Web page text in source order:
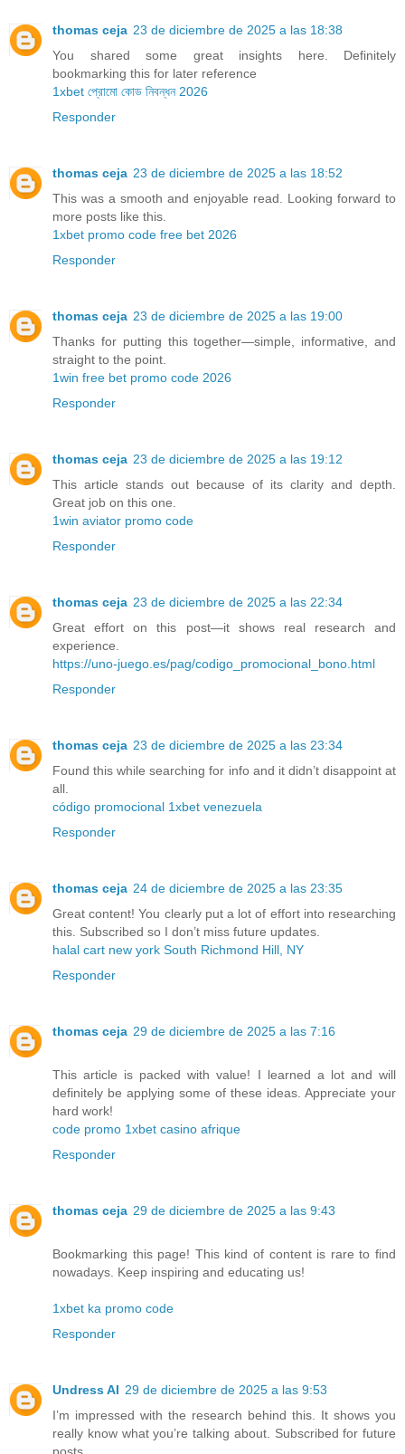
thomas ceja 23 de diciembre de 2025 a las 18:38
You shared some great insights here. Definitely
bookmarking this for later reference
1xbet প্রোমো কোড নিবন্ধন 2026
Responder
thomas ceja 23 de diciembre de 2025 a las 18:52
This was a smooth and enjoyable read. Looking forward to
more posts like this.
1xbet promo code free bet 2026
Responder
thomas ceja 23 de diciembre de 2025 a las 19:00
Thanks for putting this together—simple, informative, and
straight to the point.
1win free bet promo code 2026
Responder
thomas ceja 23 de diciembre de 2025 a las 19:12
This article stands out because of its clarity and depth.
Great job on this one.
1win aviator promo code
Responder
thomas ceja 23 de diciembre de 2025 a las 22:34
Great effort on this post—it shows real research and
experience.
https://uno-juego.es/pag/codigo_promocional_bono.html
Responder
thomas ceja 23 de diciembre de 2025 a las 23:34
Found this while searching for info and it didn’t disappoint at
all.
código promocional 1xbet venezuela
Responder
thomas ceja 24 de diciembre de 2025 a las 23:35
Great content! You clearly put a lot of effort into researching
this. Subscribed so I don’t miss future updates.
halal cart new york South Richmond Hill, NY
Responder
thomas ceja 29 de diciembre de 2025 a las 7:16
This article is packed with value! I learned a lot and will
definitely be applying some of these ideas. Appreciate your
hard work!
code promo 1xbet casino afrique
Responder
thomas ceja 29 de diciembre de 2025 a las 9:43
Bookmarking this page! This kind of content is rare to find
nowadays. Keep inspiring and educating us!
1xbet ka promo code
Responder
Undress AI 29 de diciembre de 2025 a las 9:53
I’m impressed with the research behind this. It shows you
really know what you’re talking about. Subscribed for future